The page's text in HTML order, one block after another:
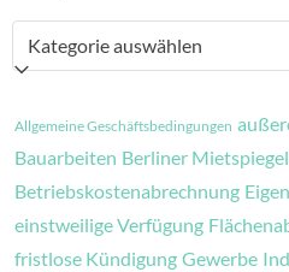
Kategorien
Allgemeine Geschäftsbedingungen
Bauarbeiten Berliner Mietspiegel
Betriebskostenabrechnung
einstweilige Verfügung
fristlose Kündigung Gewerbe